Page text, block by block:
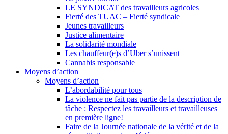
LE SYNDICAT des travailleurs agricoles
Fierté des TUAC – Fierté syndicale
Jeunes travailleurs
Justice alimentaire
La solidarité mondiale
Les chauffeur(e)s d’Uber s’unissent
Cannabis responsable
Moyens d’action
Moyens d’action
L’abordabilité pour tous
La violence ne fait pas partie de la description de
tâche : Respectez les travailleurs et travailleuses
en première ligne!
Faire de la Journée nationale de la vérité et de la